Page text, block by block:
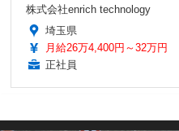
株式会社enrich technology
埼玉県
月給26万4,400円～32万円
正社員